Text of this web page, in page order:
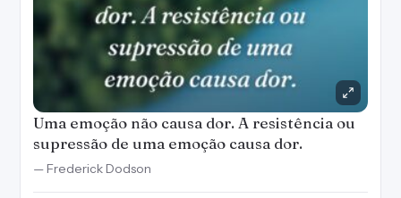
Uma emoção não causa dor. A resistência ou
supressão de uma emoção causa dor.
— Frederick Dodson